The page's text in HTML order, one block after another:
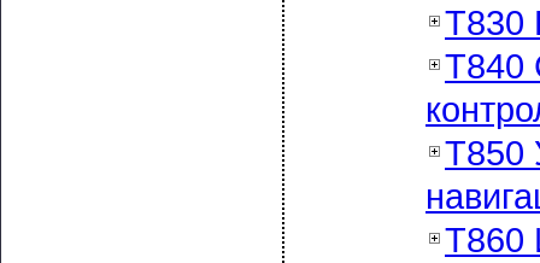
Т830
Т840
Т850
Т860